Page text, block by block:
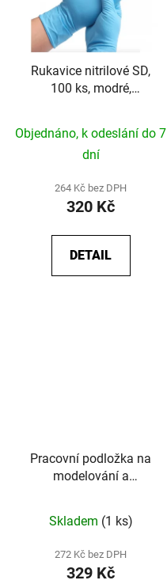
Rukavice nitrilové SD,
100 ks, modré,
Objednáno, k odeslání do 7
dní
264 Kč bez DPH
320 Kč
DETAIL
Pracovní podložka na
modelování a
Skladem (1 ks)
272 Kč bez DPH
329 Kč